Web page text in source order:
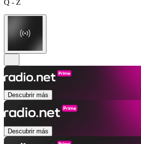
Q - Z
Descubrir más
Descubrir más